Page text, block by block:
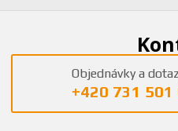
Objednávky a
+420 731 501